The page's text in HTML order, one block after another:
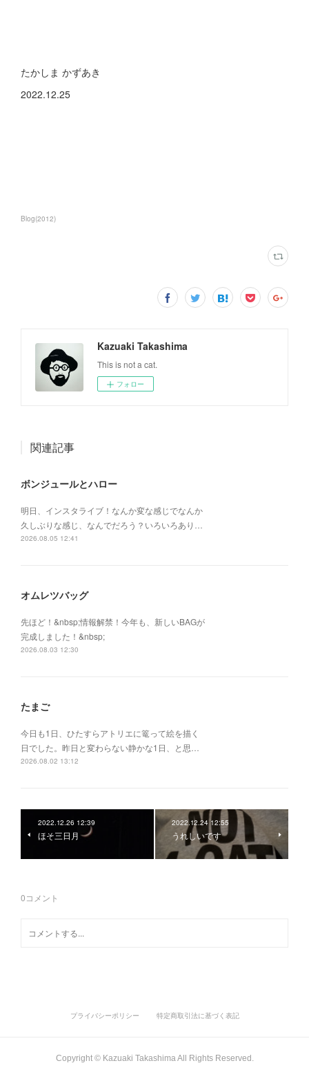
たかしま かずあき
2022.12.25
Blog(2012)
Kazuaki Takashima
This is not a cat.
フォロー
関連記事
ボンジュールとハロー
明日、インスタライブ！なんか変な感じでなんか
久しぶりな感じ、なんでだろう？いろいろあり…
2026.08.05 12:41
オムレツバッグ
先ほど！&nbsp;情報解禁！今年も、新しいBAGが
完成しました！&nbsp;
2026.08.03 12:30
たまご
今日も1日、ひたすらアトリエに篭って絵を描く
日でした。昨日と変わらない静かな1日、と思…
2026.08.02 13:12
2022.12.26 12:39
ほそ三日月
2022.12.24 12:55
うれしいです
0コメント
プライバシーポリシー 特定商取引法に基づく表記
Copyright ©︎ Kazuaki Takashima All Rights Reserved.